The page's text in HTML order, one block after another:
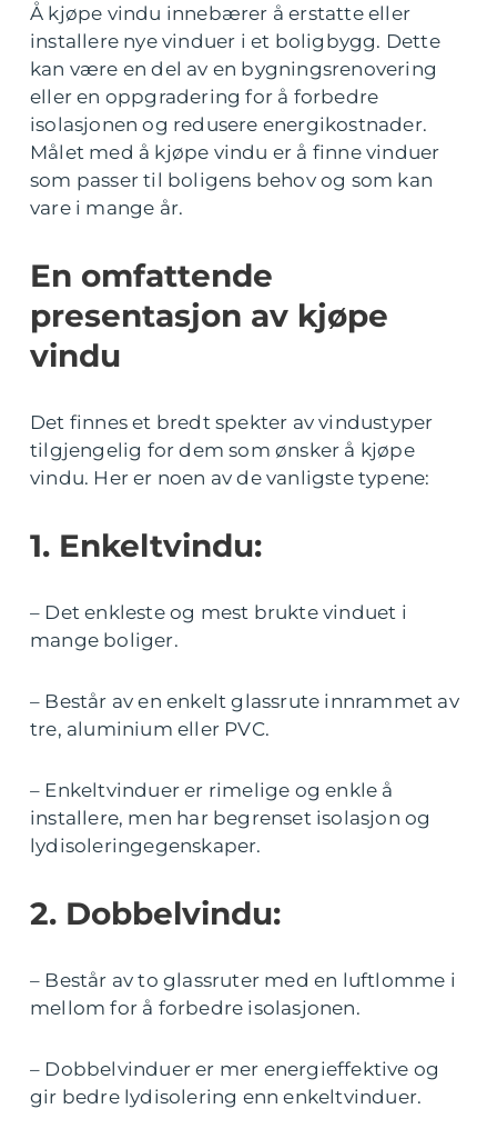
Å kjøpe vindu innebærer å erstatte eller
installere nye vinduer i et boligbygg. Dette
kan være en del av en bygningsrenovering
eller en oppgradering for å forbedre
isolasjonen og redusere energikostnader.
Målet med å kjøpe vindu er å finne vinduer
som passer til boligens behov og som kan
vare i mange år.
En omfattende
presentasjon av kjøpe
vindu
Det finnes et bredt spekter av vindustyper
tilgjengelig for dem som ønsker å kjøpe
vindu. Her er noen av de vanligste typene:
1. Enkeltvindu:
– Det enkleste og mest brukte vinduet i
mange boliger.
– Består av en enkelt glassrute innrammet av
tre, aluminium eller PVC.
– Enkeltvinduer er rimelige og enkle å
installere, men har begrenset isolasjon og
lydisoleringegenskaper.
2. Dobbelvindu:
– Består av to glassruter med en luftlomme i
mellom for å forbedre isolasjonen.
– Dobbelvinduer er mer energieffektive og
gir bedre lydisolering enn enkeltvinduer.